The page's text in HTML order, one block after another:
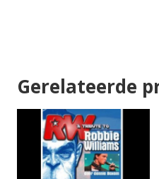
Gerelateerde